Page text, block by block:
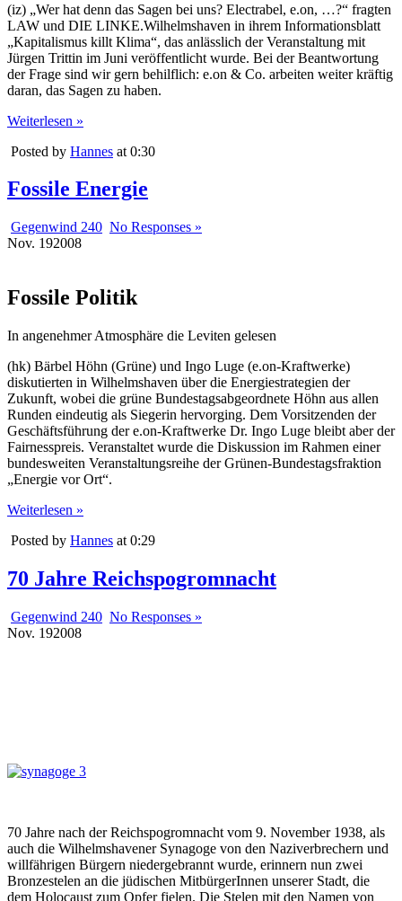
(iz) „Wer hat denn das Sagen bei uns? Electrabel, e.on, …?“ fragten
LAW und DIE LINKE.Wilhelmshaven in ihrem Informationsblatt
„Kapitalismus killt Klima“, das anlässlich der Veranstaltung mit
Jürgen Trittin im Juni veröffentlicht wurde. Bei der Beantwortung
der Frage sind wir gern behilflich: e.on & Co. arbeiten weiter kräftig
daran, das Sagen zu haben.
Weiterlesen »
Posted by Hannes at 0:30
Fossile Energie
Gegenwind 240 No Responses »
Nov. 192008
Fossile Politik
In angenehmer Atmosphäre die Leviten gelesen
(hk) Bärbel Höhn (Grüne) und Ingo Luge (e.on-Kraftwerke)
diskutierten in Wilhelmshaven über die Energiestrategien der
Zukunft, wobei die grüne Bundestagsabgeordnete Höhn aus allen
Runden eindeutig als Siegerin hervorging. Dem Vorsitzenden der
Geschäftsführung der e.on-Kraftwerke Dr. Ingo Luge bleibt aber der
Fairnesspreis. Veranstaltet wurde die Diskussion im Rahmen einer
bundesweiten Veranstaltungsreihe der Grünen-Bundestagsfraktion
„Energie vor Ort“.
Weiterlesen »
Posted by Hannes at 0:29
70 Jahre Reichspogromnacht
Gegenwind 240 No Responses »
Nov. 192008
70 Jahre nach der Reichspogromnacht vom 9. November 1938, als
auch die Wilhelmshavener Synagoge von den Naziverbrechern und
willfährigen Bürgern niedergebrannt wurde, erinnern nun zwei
Bronzestelen an die jüdischen MitbürgerInnen unserer Stadt, die
dem Holocaust zum Opfer fielen. Die Stelen mit den Namen von